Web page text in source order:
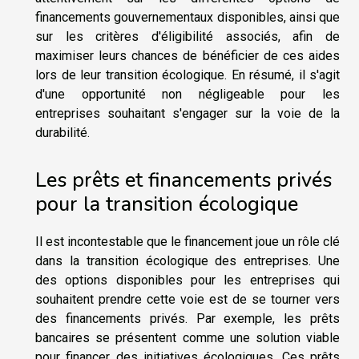
financements gouvernementaux disponibles, ainsi que
sur les critères d'éligibilité associés, afin de
maximiser leurs chances de bénéficier de ces aides
lors de leur transition écologique. En résumé, il s'agit
d'une opportunité non négligeable pour les
entreprises souhaitant s'engager sur la voie de la
durabilité.
Les prêts et financements privés
pour la transition écologique
Il est incontestable que le financement joue un rôle clé
dans la transition écologique des entreprises. Une
des options disponibles pour les entreprises qui
souhaitent prendre cette voie est de se tourner vers
des financements privés. Par exemple, les prêts
bancaires se présentent comme une solution viable